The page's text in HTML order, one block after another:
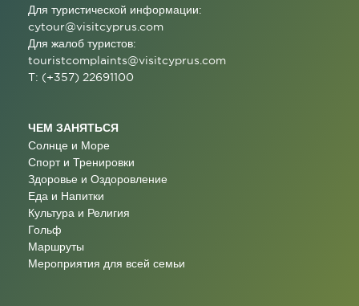
Для туристической информации:
cytour@visitcyprus.com
Для жалоб туристов:
touristcomplaints@visitcyprus.com
T: (+357) 22691100
ЧЕМ ЗАНЯТЬСЯ
Солнце и Море
Спорт и Тренировки
Здоровье и Оздоровление
Еда и Напитки
Культура и Религия
Гольф
Маршруты
Мероприятия для всей семьи